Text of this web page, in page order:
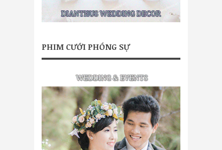
PHIM CƯỚI PHÓNG SỰ